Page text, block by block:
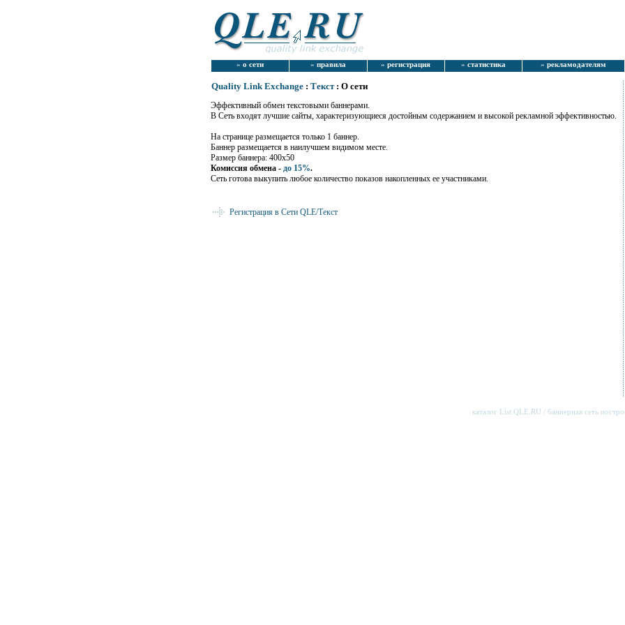
» о сети » правила » регистрация » статистика » рекламодателям
Quality Link Exchange: Текст: О сети
Эффективный обмен текстовыми баннерами.
В Сеть входят лучшие сайты, характеризующиеся достойным содержанием и высокой рекламной эффективностью.
На странице размещается только 1 баннер.
Баннер размещается в наилучшем видимом месте.
Размер баннера: 400х50
Комиссия обмена - до 15%.
Сеть готова выкупить любое количество показов накопленных ее участниками.
Регистрация в Сети QLE/Текст
каталог List.QLE.RU / баннерная сеть